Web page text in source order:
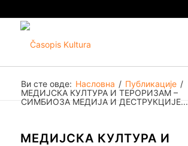
Ви сте овде: Насловна / Публикације /
МЕДИЈСКА КУЛТУРА И ТЕРОРИЗАМ –
СИМБИОЗА МЕДИЈА И ДЕСТРУКЦИЈЕ...
МЕДИЈСКА КУЛТУРА И